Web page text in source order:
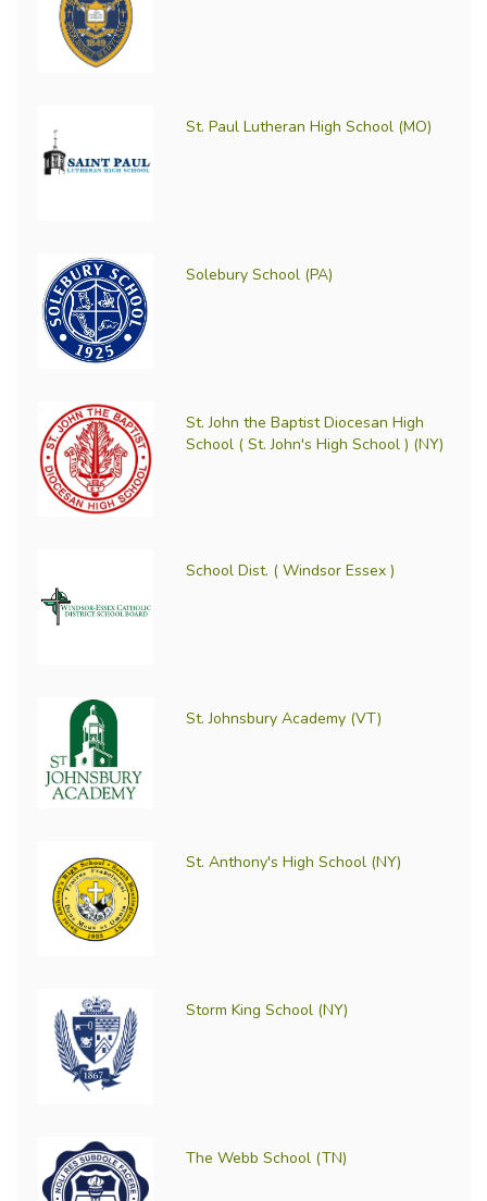
St. Paul Lutheran High School (MO)
Solebury School (PA)
St. John the Baptist Diocesan High
School ( St. John's High School ) (NY)
School Dist. ( Windsor Essex )
St. Johnsbury Academy (VT)
St. Anthony's High School (NY)
Storm King School (NY)
The Webb School (TN)